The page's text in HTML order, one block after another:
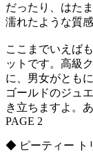
だったり、はた
濡れたような質
ここまでいえば
ットです。高級
に、男女がとも
ゴールドのジュ
き立ちますよ。
PAGE 2
◆ ピーティー